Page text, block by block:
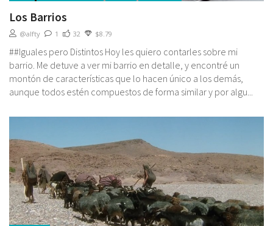
Los Barrios
@alfty 1 32 $8.79
##Iguales pero Distintos Hoy les quiero contarles sobre mi
barrio. Me detuve a ver mi barrio en detalle, y encontré un
montón de características que lo hacen único a los demás,
aunque todos estén compuestos de forma similar y por algu...